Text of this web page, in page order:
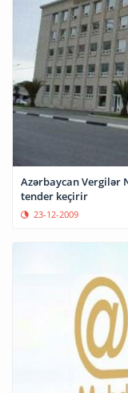
Azərbaycan Vergilər
tender keçirir
23-12-2009